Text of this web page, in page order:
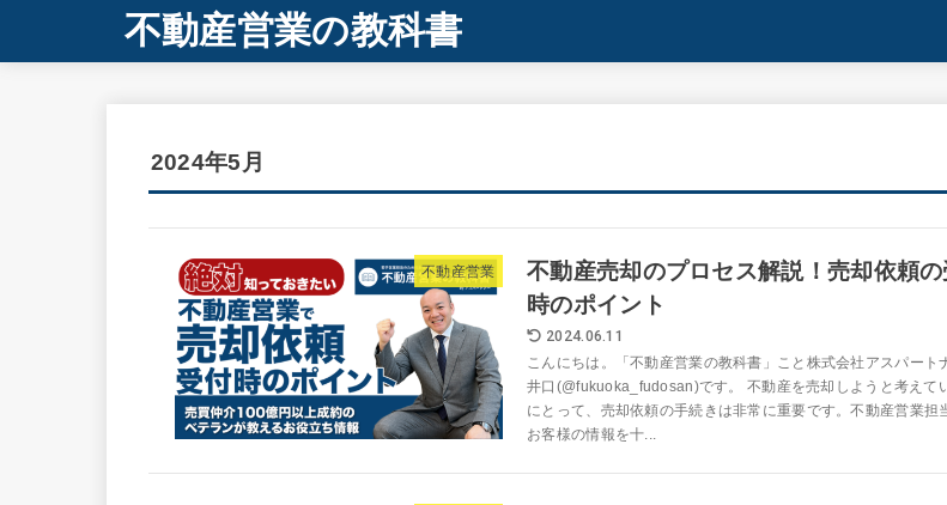
不動産営業の教科書
2024年5月
不動産営業
不動産売却のプロセス解説！売却依頼
時のポイント
2024.06.11
こんにちは。「不動産営業の教科書」こと株式会社アスパー
井口(@fukuoka_fudosan)です。 不動産を売却しようと考えて
にとって、売却依頼の手続きは非常に重要です。不動産営業担
お客様の情報を十...